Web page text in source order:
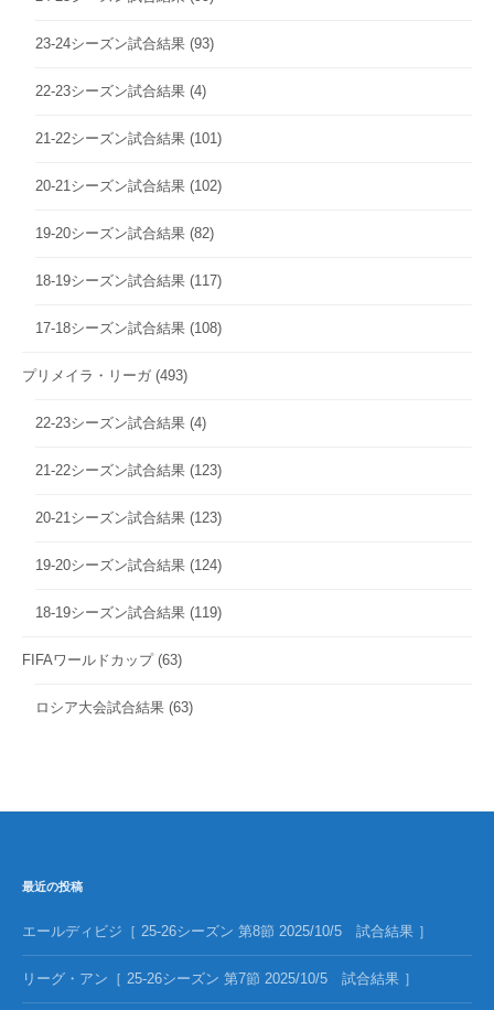
23-24シーズン試合結果 (93)
22-23シーズン試合結果 (4)
21-22シーズン試合結果 (101)
20-21シーズン試合結果 (102)
19-20シーズン試合結果 (82)
18-19シーズン試合結果 (117)
17-18シーズン試合結果 (108)
プリメイラ・リーガ (493)
22-23シーズン試合結果 (4)
21-22シーズン試合結果 (123)
20-21シーズン試合結果 (123)
19-20シーズン試合結果 (124)
18-19シーズン試合結果 (119)
FIFAワールドカップ(63)
ロシア大会試合結果 (63)
最近の投稿
エールディビジ［ 25-26シーズン 第8節 2025/10/5 試合結果 ］
リーグ・アン［ 25-26シーズン 第7節 2025/10/5 試合結果 ］